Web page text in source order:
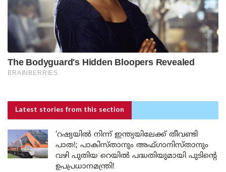
Latest stories from this section
‘റഷ്യയിൽ നിന്ന് ഇന്ത്യയിലേക്ക് തീവണ്ടി
പാത!; പാകിസ്താനും അഫ്ഗാനിസ്താനും
വഴി പുതിയ റെയിൽ പദ്ധതിയുമായി പുടിന്റെ
ഉപപ്രധാനമന്ത്രി!